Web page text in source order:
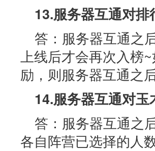
13.服务器互通对
答：服务器互通之
上线后才会再次入榜
励，则服务器互通之
14.服务器互通对
答：服务器互通之
各自阵营已选择的人